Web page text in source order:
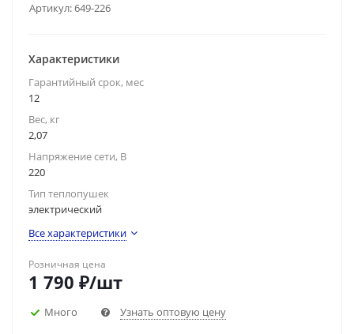
Артикул:649-226
Характеристики
Гарантийный срок, мес
12
Вес, кг
2,07
Напряжение сети, В
220
Тип теплопушек
электрический
Все характеристики
Розничная цена
1 790 ₽/шт
Много Узнать оптовую цену